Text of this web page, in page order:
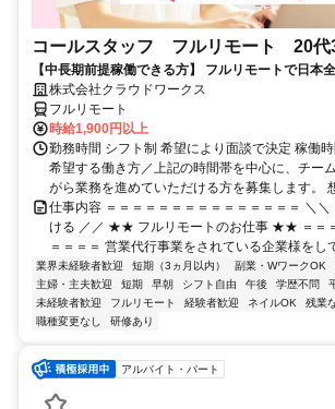
コールスタッフ フルリモート 20代
【中長期前提稼働できる方】 フルリモートで日本
働80時間で安定収入！
株式会社クラウドワークス
フルリモート
時給1,900円以上
勤務時間 シフト制 希望により面談で決定 稼働
希望する働き方／上記の時間帯を中心に、チー
がら業務を進めていただける方を募集します。
仕事内容 ＝＝＝＝＝＝＝＝＝＝＝＝＝＝＝ ＼
ける ／／ ★★ フルリモートのお仕事 ★★ ＝＝
＝＝＝＝ 営業代行事業をされている企業様をし
業界未経験者歓迎 短期（3ヵ月以内） 副業・WワークOK
主婦・主夫歓迎
短期 早朝 シフト自由 午後 学歴不問
未経験者歓迎
フルリモート 経験者歓迎 ネイルOK 残業
職種変更なし
研修あり
アルバイト・パート